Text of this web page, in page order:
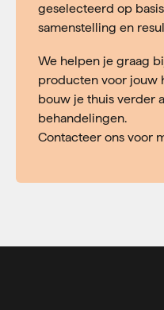
geselecteerd op
samenstelling en
We helpen je graag
producten voor jouw
bouw je thuis verder
behandelingen.
Contacteer ons voor